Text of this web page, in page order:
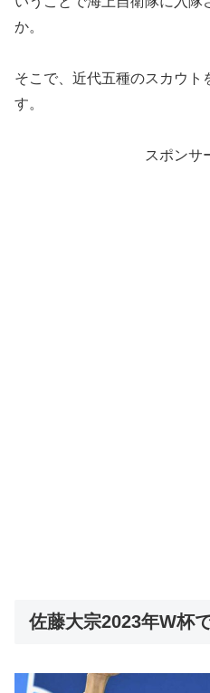
か。
そこで、近代五種のスカウ
す。
スポンサ
佐藤大宗2023年W杯